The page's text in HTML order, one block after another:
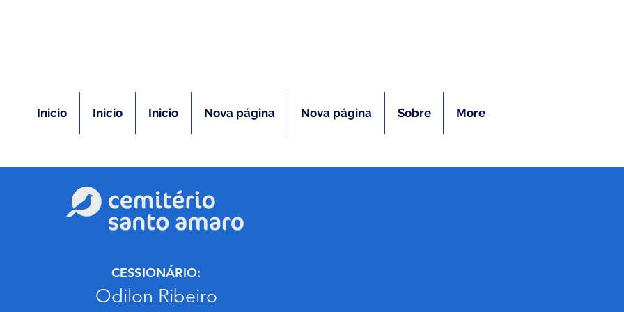
Inicio Inicio Inicio Nova página Nova página Sobre More
CESSIONÁRIO:
Odilon Ribeiro